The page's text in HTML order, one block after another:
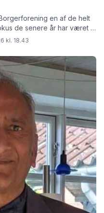
en af de helt
de senere år har været at
den afgåede formand
kl. 18.43